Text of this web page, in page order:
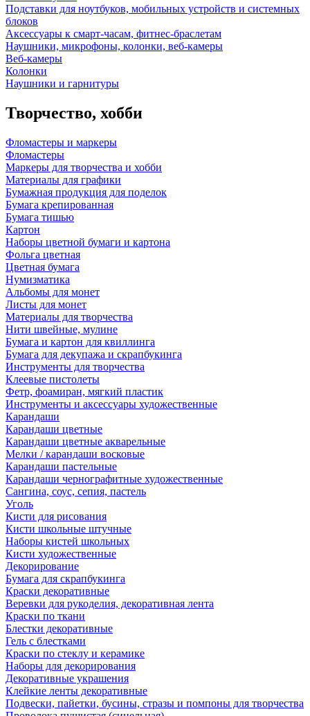
Подставки для ноутбуков, мобильных устройств и системных
блоков
Аксессуары к смарт-часам, фитнес-браслетам
Наушники, микрофоны, колонки, веб-камеры
Веб-камеры
Колонки
Наушники и гарнитуры
Творчество, хобби
Фломастеры и маркеры
Фломастеры
Маркеры для творчества и хобби
Материалы для графики
Бумажная продукция для поделок
Бумага крепированная
Бумага тишью
Картон
Наборы цветной бумаги и картона
Фольга цветная
Цветная бумага
Нумизматика
Альбомы для монет
Листы для монет
Материалы для творчества
Нити швейные, мулине
Бумага и картон для квиллинга
Бумага для декупажа и скрапбукинга
Инструменты для творчества
Клеевые пистолеты
Фетр, фоамиран, мягкий пластик
Инструменты и аксессуары художественные
Карандаши
Карандаши цветные
Карандаши цветные акварельные
Мелки / карандаши восковые
Карандаши пастельные
Карандаши чернографитные художественные
Сангина, соус, сепия, пастель
Уголь
Кисти для рисования
Кисти школьные штучные
Наборы кистей школьных
Кисти художественные
Декорирование
Бумага для скрапбукинга
Краски декоративные
Веревки для рукоделия, декоративная лента
Краски по ткани
Блестки декоративные
Гель с блестками
Краски по стеклу и керамике
Наборы для декорирования
Декоративные украшения
Клейкие ленты декоративные
Подвески, пайетки, бусины, стразы и помпоны для творчества